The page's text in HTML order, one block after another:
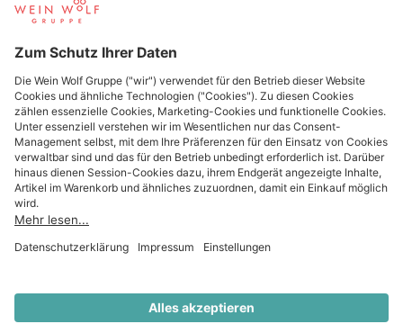
Beliebte Produzenten
Wein Wolf
Wein Wolf GmbH